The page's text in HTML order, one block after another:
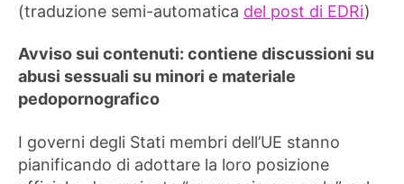
(traduzione semi-automatica del post di EDRi)
Avviso sui contenuti: contiene discussioni su
abusi sessuali su minori e materiale
pedopornografico
I governi degli Stati membri dell’UE stanno
pianificando di adottare la loro posizione